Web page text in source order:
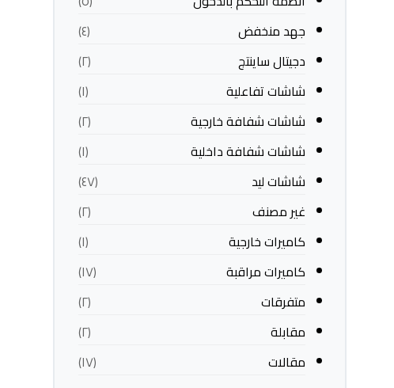
جهد منخفض
(٤)
دجيتال ساينتج
(٢)
شاشات تفاعلية
(١)
شاشات شفافة خارجية
(٢)
شاشات شفافة داخلية
(١)
شاشات ليد
(٤٧)
غير مصنف
(٢)
كاميرات خارجية
(١)
كاميرات مراقبة
(١٧)
متفرقات
(٢)
مقابلة
(٢)
مقالات
(١٧)